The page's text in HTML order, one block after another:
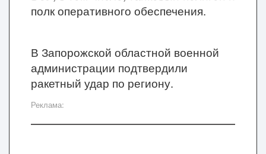
полк оперативного обеспечения.
В Запорожской областной военной
администрации подтвердили
ракетный удар по региону.
Реклама: